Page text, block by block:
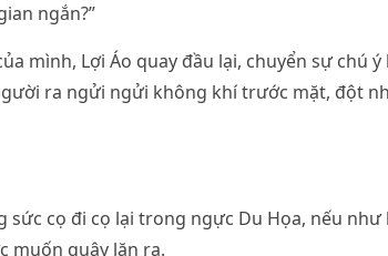
ngắn?”
mình, Lợi Áo quay đầu lại, chuyển sự chú
ra ngửi ngửi không khí trước mặt, đột
sức cọ đi cọ lại trong ngực Du Họa, nếu
muốn quậy lăn ra.